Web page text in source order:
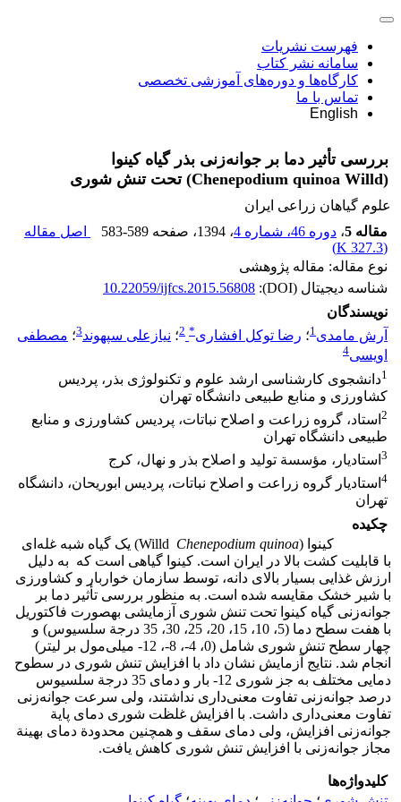
فهرست نشریات
سامانه نشر کتاب
کارگاه‌ها و دوره‌های آموزشی تخصصی
تماس با ما
English
بررسی تأثیر دما بر جوانه‌زنی بذر گیاه کینوا
(Chenepodium quinoa Willd) تحت تنش شوری
علوم گیاهان زراعی ایران
مقاله 5
، دوره 46، شماره 4 ، 1394 ، صفحه 583-589
اصل مقاله
(
327.3 K
)
نوع مقاله: مقاله پژوهشی
شناسه دیجیتال (DOI):
10.22059/ijfcs.2015.56808
نویسندگان
آرش مامدی1؛ رضا توکل افشاری*
2؛ نیازعلی سپهوند3؛ مصطفی
اویسی4
1دانشجوی کارشناسی ارشد علوم و تکنولوژی بذر، پردیس
کشاورزی و منابع طبیعی دانشگاه تهران
2 استاد، گروه زراعت و اصلاح نباتات، پردیس کشاورزی و منابع
طبیعی دانشگاه تهران
3 استادیار، مؤسسة تولید و اصلاح بذر و نهال، کرج
4 استادیار گروه زراعت و اصلاح نباتات، پردیس ابوریحان، دانشگاه
تهران
چکیده
کینوا (WilldChenepodium quinoa
) یک گیاه شبه غله‌ای
با قابلیت کشت بالا در ایران است. کینوا گیاهی است که به دلیل
ارزش غذایی بسیار بالای دانه، توسط سازمان خواربار و کشاورزی
با شیر خشک مقایسه شده است. به منظور بررسی تأثیر دما بر
جوانه‌زنی گیاه کینوا تحت تنش شوری آزمایشی بهصورت فاکتوریل
با هفت سطح دما (5، 10، 15، 20، 25، 30، 35 درجة سلسیوس) و
چهار سطح تنش شوری شامل (0، 4-، 8-، 12- میلی‌مول بر لیتر)
انجام شد. نتایج آزمایش نشان داد با افزایش تنش شوری در سطوح
دمایی مختلف به جز شوری 12- بار و دمای 35 درجة سلسیوس
درصد جوانه‌زنی تفاوت معنی‌داری نداشتند، ولی سرعت جوانه‌زنی
تفاوت معنی‌داری داشت. با افزایش غلظت شوری دمای پایة
جوانه‌زنی افزایش، ولی دمای سقف و همچنین محدودة دمای بهینة
مجاز جوانه‌زنی با افزایش تنش شوری کاهش یافت.
کلیدواژه‌ها